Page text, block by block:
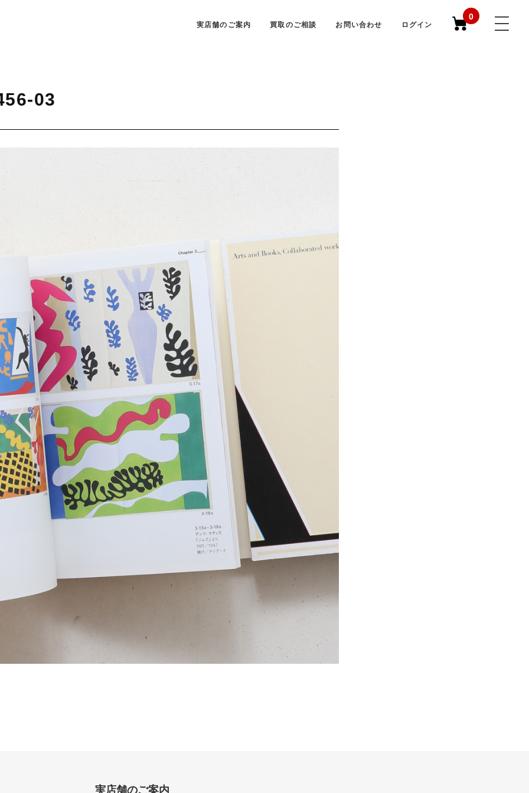
実店舗のご案内 買取のご相談 お問い合わせ ログイン
0
03
実店舗のご案内